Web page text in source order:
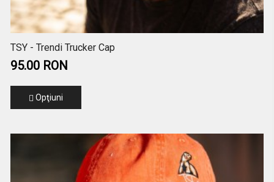
TSY - Trendi Trucker Cap
95.00 RON
Opţiuni